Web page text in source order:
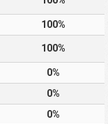
100%
100%
0%
0%
0%